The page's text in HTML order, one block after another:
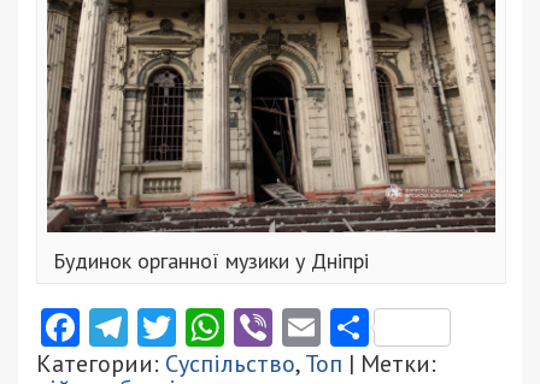
Будинок органної музики у Дніпрі
Facebook
Telegram
Twitter
WhatsApp
ViberEmail
Категории: Суспільство,Топ | Метки: